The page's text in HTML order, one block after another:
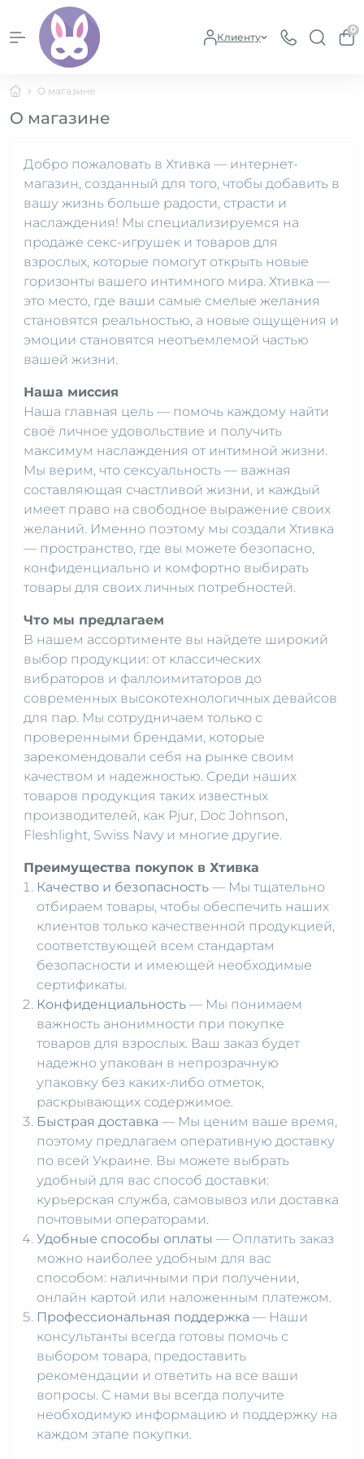
Клиенту
0
О магазине
О магазине
Добро пожаловать в Хтивка — интернет-
магазин, созданный для того, чтобы добавить в
вашу жизнь больше радости, страсти и
наслаждения! Мы специализируемся на
продаже секс-игрушек и товаров для
взрослых, которые помогут открыть новые
горизонты вашего интимного мира. Хтивка —
это место, где ваши самые смелые желания
становятся реальностью, а новые ощущения и
эмоции становятся неотъемлемой частью
вашей жизни.
Наша миссия
Наша главная цель — помочь каждому найти
своё личное удовольствие и получить
максимум наслаждения от интимной жизни.
Мы верим, что сексуальность — важная
составляющая счастливой жизни, и каждый
имеет право на свободное выражение своих
желаний. Именно поэтому мы создали Хтивка
— пространство, где вы можете безопасно,
конфиденциально и комфортно выбирать
товары для своих личных потребностей.
Что мы предлагаем
В нашем ассортименте вы найдете широкий
выбор продукции: от классических
вибраторов и фаллоимитаторов до
современных высокотехнологичных девайсов
для пар. Мы сотрудничаем только с
проверенными брендами, которые
зарекомендовали себя на рынке своим
качеством и надежностью. Среди наших
товаров продукция таких известных
производителей, как Pjur, Doc Johnson,
Fleshlight, Swiss Navy и многие другие.
Преимущества покупок в Хтивка
Качество и безопасность — Мы тщательно
отбираем товары, чтобы обеспечить наших
клиентов только качественной продукцией,
соответствующей всем стандартам
безопасности и имеющей необходимые
сертификаты.
Конфиденциальность — Мы понимаем
важность анонимности при покупке
товаров для взрослых. Ваш заказ будет
надежно упакован в непрозрачную
упаковку без каких-либо отметок,
раскрывающих содержимое.
Быстрая доставка — Мы ценим ваше время,
поэтому предлагаем оперативную доставку
по всей Украине. Вы можете выбрать
удобный для вас способ доставки:
курьерская служба, самовывоз или доставка
почтовыми операторами.
Удобные способы оплаты — Оплатить заказ
можно наиболее удобным для вас
способом: наличными при получении,
онлайн картой или наложенным платежом.
Профессиональная поддержка — Наши
консультанты всегда готовы помочь с
выбором товара, предоставить
рекомендации и ответить на все ваши
вопросы. С нами вы всегда получите
необходимую информацию и поддержку на
каждом этапе покупки.